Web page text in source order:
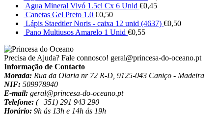
Agua Mineral Vivó 1.5cl Cx 6 Unid €0,45
Canetas Gel Preto 1.0 €0,50
Lápis Staedtler Noris - caixa 12 unid (4637) €0,50
Pano Multiusos Amarelo 1 Unid €0,55
Precisa de Ajuda? Fale connosco! geral@princesa-do-oceano.pt
Informação de Contacto
Morada: Rua da Olaria nr 72 R-D, 9125-043 Caniço - Madeira
NIF: 509978940
E-mail: geral@princesa-do-oceano.pt
Telefone: (+351) 291 943 290
Horário: 9h ás 13h e 14h ás 19h